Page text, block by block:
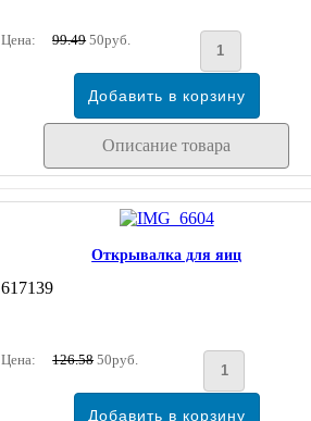
Цена: 99.4950руб.
Описание товара
Открывалка для яиц
617139
Цена: 126.5850руб.